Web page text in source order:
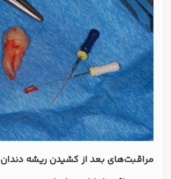
مراقبت‌های بعد از کشیدن ریشه دندان